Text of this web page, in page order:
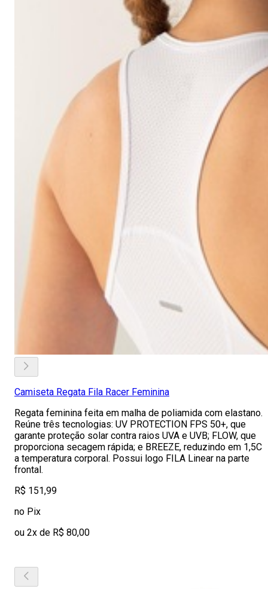
Camiseta Regata Fila Racer Feminina
Regata feminina feita em malha de poliamida com elastano.
Reúne três tecnologias: UV PROTECTION FPS 50+, que
garante proteção solar contra raios UVA e UVB; FLOW, que
proporciona secagem rápida; e BREEZE, reduzindo em 1,5C
a temperatura corporal. Possui logo FILA Linear na parte
frontal.
R$ 151,99
no Pix
ou 2x de R$ 80,00